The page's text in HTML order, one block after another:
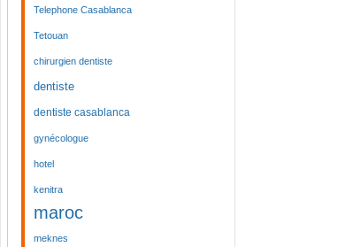
Telephone Casablanca
Tetouan
chirurgien dentiste
dentiste
dentiste casablanca
gynécologue
hotel
kenitra
maroc
meknes